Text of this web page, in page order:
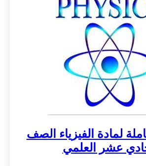
لمادة الفيزياء الصف
عشر العلمي